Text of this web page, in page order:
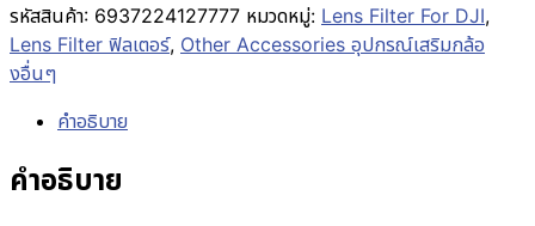
รหัสสินค้า: 6937224127777 หมวดหมู่: Lens Filter For DJI,
Lens Filter ฟิลเตอร์, Other Accessories อุปกรณ์เสริมกล้อ
งอื่นๆ
คำอธิบาย
คำอธิบาย